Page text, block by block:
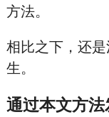
方法。
相比之下，还
生。
通过本文方